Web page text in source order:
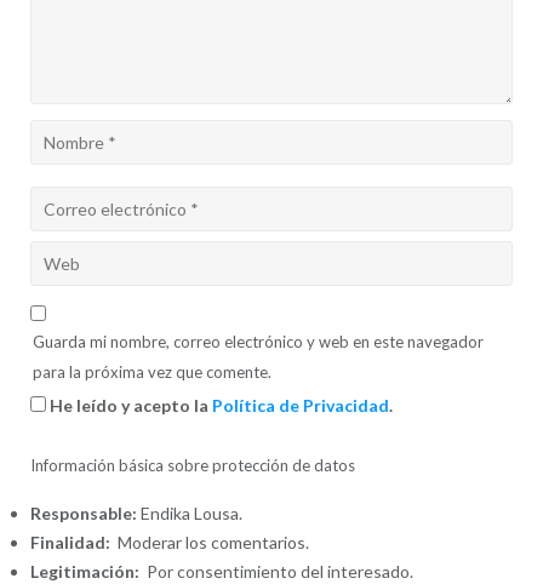
Guarda mi nombre, correo electrónico y web en este navegador
para la próxima vez que comente.
He leído y acepto la Política de Privacidad.
Información básica sobre protección de datos
Responsable: Endika Lousa.
Finalidad: Moderar los comentarios.
Legitimación: Por consentimiento del interesado.